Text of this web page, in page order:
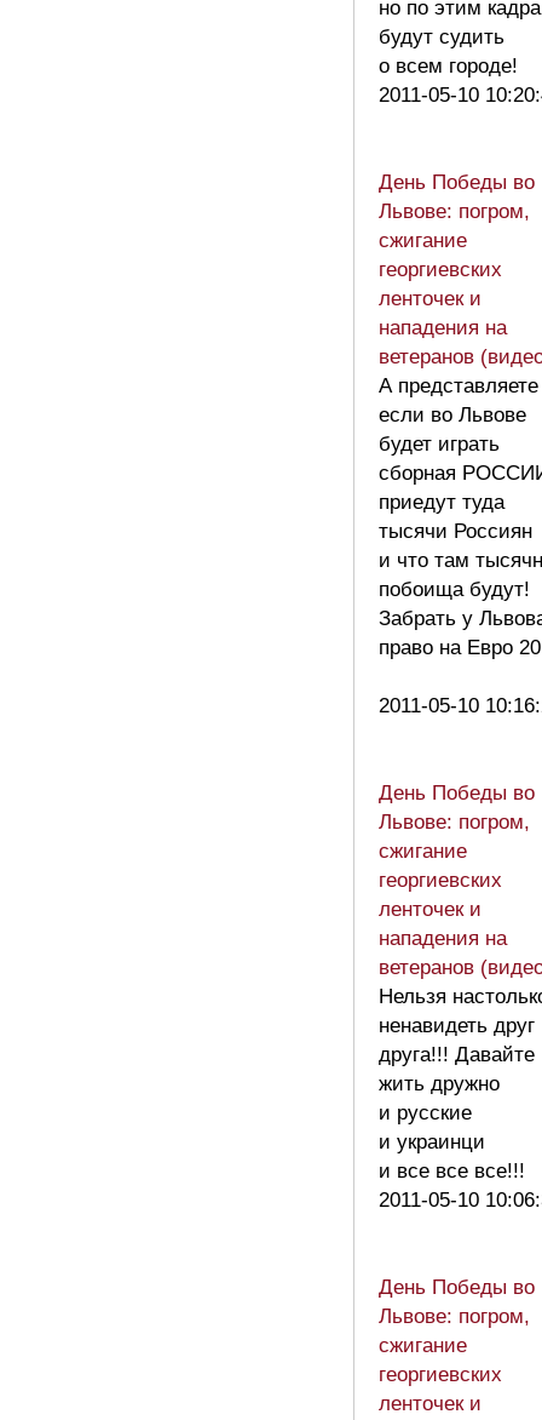
но по этим
будут судить
о всем городе!
2011-05-10
День Победы во
Львове: погром,
сжигание
георгиевских
ленточек и
нападения на
ветеранов
А представляете
если во Львове
будет играть
сборная
приедут туда
тысячи Россиян
и что там
побоища будут!
Забрать у
право на Евро
2011-05-10
День Победы во
Львове: погром,
сжигание
георгиевских
ленточек и
нападения на
ветеранов
Нельзя
ненавидеть друг
друга!!! Давайте
жить дружно
и русские
и украинци
и все все все!!!
2011-05-10
День Победы во
Львове: погром,
сжигание
георгиевских
ленточек и